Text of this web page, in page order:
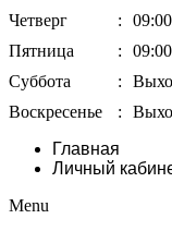
Четверг
: 09:00
Пятница
: 09:00
Суббота
:
Воскресенье
:
Главная
Личный
Menu